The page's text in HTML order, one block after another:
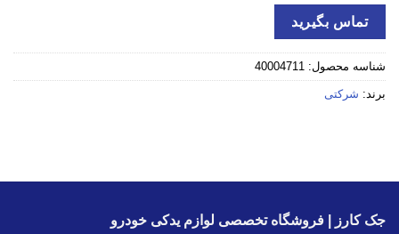
تماس بگیرید
شناسه محصول: 40004711
برند: شرکتی
جک کارز | فروشگاه تخصصی لوازم یدکی خودرو